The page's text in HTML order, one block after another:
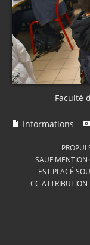
Faculté
Informations
SAUF MENTION
EST PLACÉ
CC ATTRIBUTION